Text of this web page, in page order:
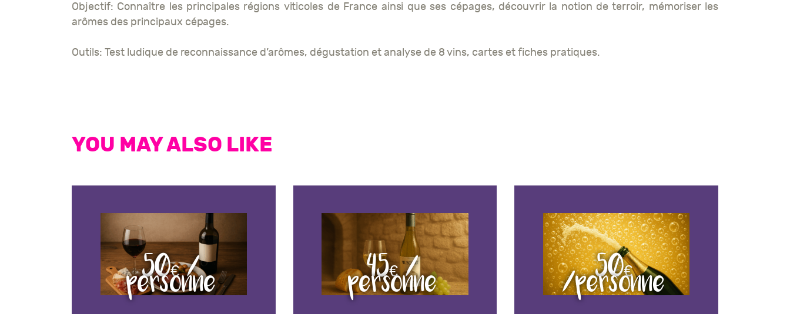
Objectif: Connaître les principales régions viticoles de France ainsi que ses cépages, découvrir la notion de terroir, mémoriser les
arômes des principaux cépages.
Outils: Test ludique de reconnaissance d’arômes, dégustation et analyse de 8 vins, cartes et fiches pratiques.
YOU MAY ALSO LIKE
50€ /
personne 45€ /
personne 50€
/personne